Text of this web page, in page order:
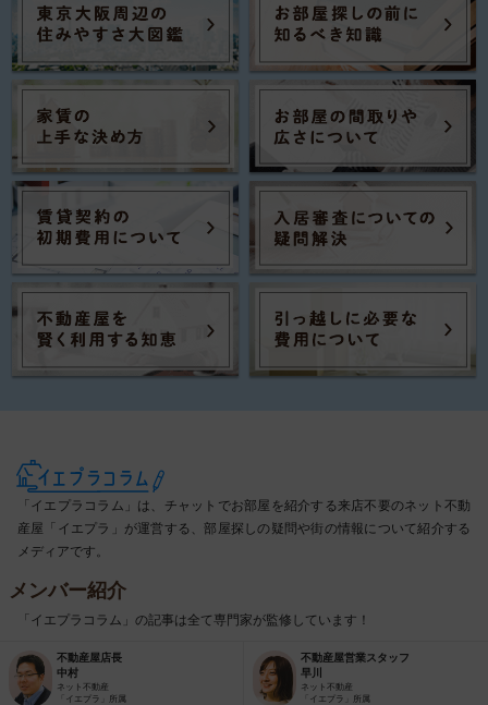
「イエプラコラム」は、チャットでお部屋を紹介する来店不要のネット不動
産屋「イエプラ」が運営する、部屋探しの疑問や街の情報について紹介する
メディアです。
メンバー紹介
「イエプラコラム」の記事は全て専門家が監修しています！
不動産屋店長
中村
ネット不動産
「イエプラ」所属
不動産屋営業スタッフ
早川
ネット不動産
「イエプラ」所属